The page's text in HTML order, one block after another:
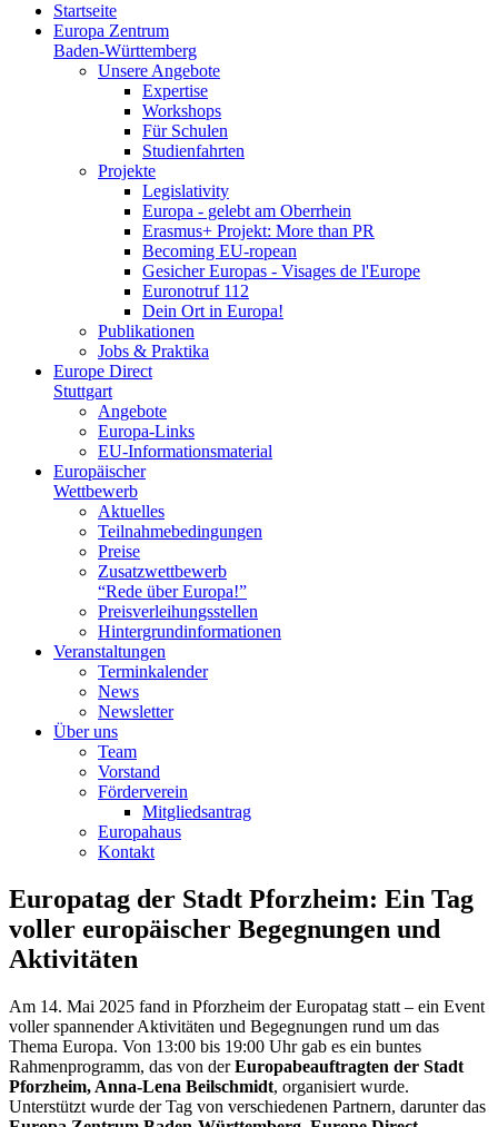
Startseite
Europa Zentrum
Baden-Württemberg
Unsere Angebote
Expertise
Workshops
Für Schulen
Studienfahrten
Projekte
Legislativity
Europa - gelebt am Oberrhein
Erasmus+ Projekt: More than PR
Becoming EU-ropean
Gesicher Europas - Visages de l'Europe
Euronotruf 112
Dein Ort in Europa!
Publikationen
Jobs & Praktika
Europe Direct
Stuttgart
Angebote
Europa-Links
EU-Informationsmaterial
Europäischer
Wettbewerb
Aktuelles
Teilnahme­bedingungen
Preise
Zusatzwettbewerb
“Rede über Europa!”
Preisverleihungsstellen
Hintergrundinformationen
Veranstaltungen
Terminkalender
News
Newsletter
Über uns
Team
Vorstand
Förderverein
Mitgliedsantrag
Europahaus
Kontakt
Europatag der Stadt Pforzheim: Ein Tag
voller europäischer Begegnungen und
Aktivitäten
Am 14. Mai 2025 fand in Pforzheim der Europatag statt – ein Event
voller spannender Aktivitäten und Begegnungen rund um das
Thema Europa. Von 13:00 bis 19:00 Uhr gab es ein buntes
Rahmenprogramm, das von derEuropabeauftragten der Stadt
Pforzheim, Anna-Lena Beilschmidt, organisiert wurde.
Unterstützt wurde der Tag von verschiedenen Partnern, darunter das